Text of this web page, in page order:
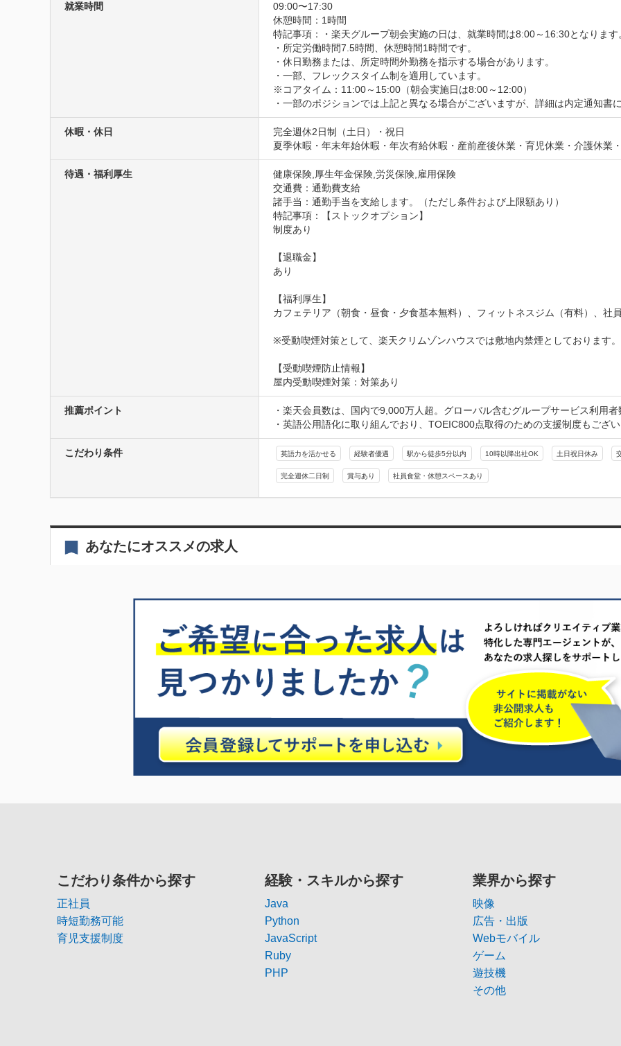
就業時間
09:00〜17:30
休憩時間：1時間
特記事項：・楽天グループ朝会実施の日は、就業時間は8:00～16:30となります
・所定労働時間7.5時間、休憩時間1時間です。
・休日勤務または、所定時間外勤務を指示する場合があります。
・一部、フレックスタイム制を適用しています。
※コアタイム：11:00～15:00（朝会実施日は8:00～12:00）
・一部のポジションでは上記と異なる場合がございますが、詳細は内定通知書
休暇・休日
完全週休2日制（土日）・祝日
夏季休暇・年末年始休暇・年次有給休暇・産前産後休業・育児休業・介護休業
待遇・福利厚生
健康保険,厚生年金保険,労災保険,雇用保険
交通費：通勤費支給
諸手当：通勤手当を支給します。（ただし条件および上限額あり）
特記事項：【ストックオプション】
制度あり
【退職金】
あり
【福利厚生】
カフェテリア（朝食・昼食・夕食基本無料）、フィットネスジム（有料）、社
※受動喫煙対策として、楽天クリムゾンハウスでは敷地内禁煙としております
【受動喫煙防止情報】
屋内受動喫煙対策：対策あり
推薦ポイント
・楽天会員数は、国内で9,000万人超。グローバル含むグループサービス利用
・英語公用語化に取り組んでおり、TOEIC800点取得のための支援制度もござ
こだわり条件 英語力を活かせる 経験者優遇 駅から徒歩5分以内 10時以降出社OK 土日祝日休み
完全週休二日制 賞与あり 社員食堂・休憩スペースあり
あなたにオススメの求人
こだわり条件から探す
正社員
時短勤務可能
育児支援制度
経験・スキルから探す
Java
Python
JavaScript
Ruby
PHP
業界から探す
映像
広告・出版
Webモバイル
ゲーム
遊技機
その他